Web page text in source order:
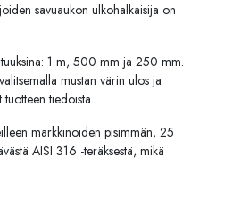
savuaukon ulkohalkaisija on
1 m, 500 mm ja 250 mm.
mustan värin ulos ja
tuotteen tiedoista.
markkinoiden pisimmän, 25
AISI 316 -teräksestä, mikä